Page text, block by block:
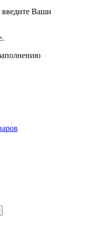
введите Ваши